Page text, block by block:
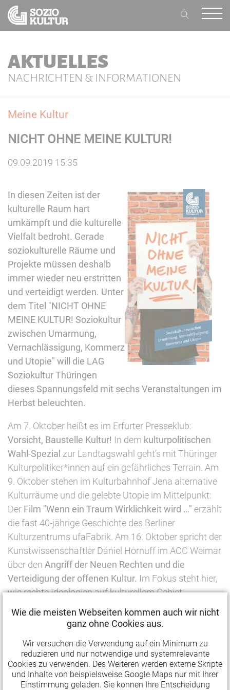
AKTUELLES
NACHRICHTEN & INFORMATIONEN
Meine Kultur
NICHT OHNE MEINE KULTUR!
09.09.2019 15:35
In diesen Zeiten ist der
kulturelle Raum hart
umkämpft und die kulturelle
Vielfalt bedroht. Gerade
soziokulturelle Räume und
Projekte müssen deshalb
immer wieder neu erstritten
und verteidigt werden. Unter
dem Titel "NICHT OHNE
MEINE KULTUR! Soziokultur
zwischen Umarmung,
Vernachlässigung, Kommerz
und Utopie" will die LAG
Soziokultur Thüringen
dieses Spannungsfeld mit sechs Veranstaltungen im
Herbst beleuchten.
Am 7. Oktober heißt es im Erfurter Presseklub:
Vorsicht, Baustelle Kultur! In dem kulturpolitischen
Wahl-Spezial zur Landtagswahl geht’s mit Thüringer
Kulturpolitiker*innen auf ein gefährliches Terrain. Am
9. Oktober stehen im Kulturbahnhof Jena alternative
Kulturräume und die gelebte Utopie im Mittelpunkt:
Der Film "Wenn ein Traum Wirklichkeit wird …" erzählt
die fast 40-jährige Geschichte des Berliner
Kulturzentrums ufaFabrik. Am 16. Oktober spricht der
Kunstwissenschaftler Daniel Hornuff im ACC Weimar
über den Angriff der Neuen Rechten und die
Verteidigung der offenen Kultur. Im Fokus steht hier,
wie rechte Ideologien auf kulturellem Gebiet
durchgesetzt werden und welche Auswirkungen das
für den Kulturbereich hat.
Am 6. November steht im Retronom Erfurt die
kulturpolitische Entwicklung der Wendejahre im
Mittelpunkt. Unter dem Titel "Auferstanden aus
Ruinen?"berichten Dr. Tobias Knoblich und Wolfgang
Wie die meisten Webseiten kommen auch wir nicht
ganz ohne Cookies aus.
Wir versuchen die Verwendung auf ein Minimum zu
reduzieren und nur notwendige und systemrelevante
Cookies zu verwenden. Des Weiteren werden externe Skripte
und Inhalte von beispielsweise Google Maps nur mit Ihrer
Einstimmung geladen. Sie können Ihre Entscheidung